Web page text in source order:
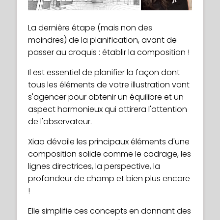
vignette de personnage, afin de vous
commencerez l'illustration proprement
dite.
travail sur les vignettes.
l'ambiance de votre œuvre. Elles
guident le regard du spectateur, mettent
en valeur certaines parties de l'œuvre et
créent une atmosphère.
Xiao vous donne une explication claire de
la théorie des couleurs de base, facile à
comprendre et à appliquer à vos propres
créations !
culturelle des couleurs, ce qu'elles
représentent, ainsi que des conseils
pratiques pour choisir les couleurs de vos
illustrations et les utiliser avec goût.
La dernière étape (mais non des
moindres) de la planification, avant de
passer au croquis : établir la composition !
Il est essentiel de planifier la façon dont
tous les éléments de votre illustration vont
s'agencer pour obtenir un équilibre et un
aspect harmonieux qui attirera l'attention
de l'observateur.
Xiao dévoile les principaux éléments d'une
composition solide comme le cadrage, les
lignes directrices, la perspective, la
profondeur de champ et bien plus encore
!
Elle simplifie ces concepts en donnant des